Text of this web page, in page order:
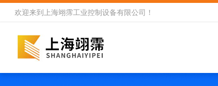
欢迎来到 上海翊霈工业控制设备有限公司 ！